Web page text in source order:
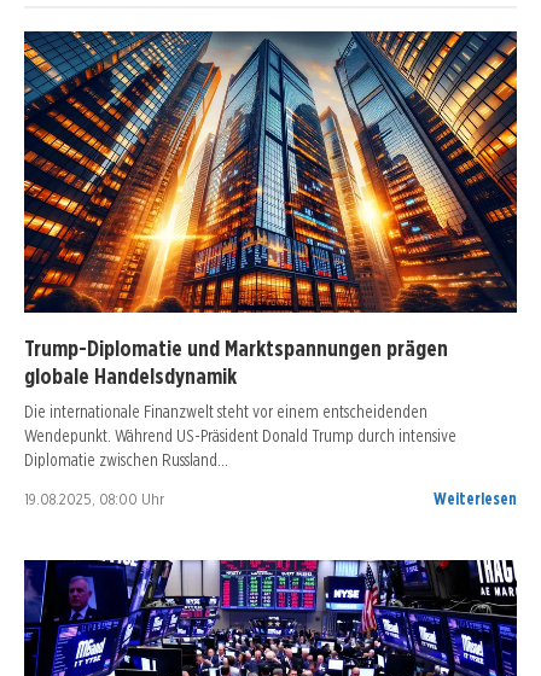
Trump-Diplomatie und Marktspannungen prägen
globale Handelsdynamik
Die internationale Finanzwelt steht vor einem entscheidenden
Wendepunkt. Während US-Präsident Donald Trump durch intensive
Diplomatie zwischen Russland…
19.08.2025, 08:00 Uhr Weiterlesen